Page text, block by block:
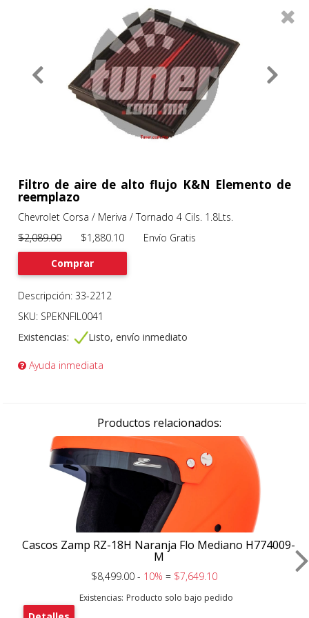
Services
Filtros 0
Previous
Filtro de aire de alto flujo K&N Elemento de
reemplazo
Chevrolet Corsa / Meriva / Tornado 4 Cils. 1.8Lts.
$2,089.00$1,880.10 Envío Gratis
Comprar
Descripción: 33-2212
SKU: SPEKNFIL0041
Existencias:
Listo, envío inmediato
Ayuda inmediata
Productos relacionados:
Cascos Zamp RZ-18H Naranja Flo Mediano H774009-
M
$8,499.00 - 10%= $7,649.10
Existencias: Producto solo bajo pedido